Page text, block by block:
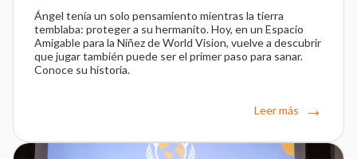
Ángel tenía un solo pensamiento mientras la tierra
temblaba: proteger a su hermanito. Hoy, en un Espacio
Amigable para la Niñez de World Vision, vuelve a descubrir
que jugar también puede ser el primer paso para sanar.
Conoce su historia.
Leer más